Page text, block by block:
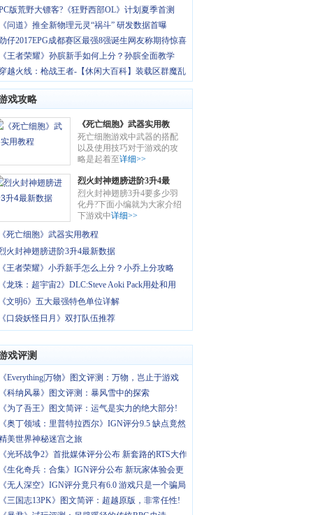
版荒野大镖客?《狂野西部OL》计划夏季首测
《问道》推全新物理元灵“祸斗” 研发数据首曝
仔2017EPG成都赛区最强8强诞生网友称期待惊喜
《王者荣耀》孙膑新手如何上分？孙膑全面教学
穿越火线：枪战王者-【休闲大百科】装载区群魔乱
戏攻略
《死亡细胞》武器实用教
程
死亡细胞游戏中武器的搭配
以及使用技巧对于游戏的攻
略是起着至详细>>
烈火封神翅膀进阶3升4最
新数据
烈火封神翅膀3升4要多少羽
化丹?下面小编就为大家介绍
下游戏中详细>>
《死亡细胞》武器实用教程
火封神翅膀进阶3升4最新数据
《王者荣耀》小乔新手怎么上分？小乔上分攻略
《龙珠：超宇宙2》DLC:Steve Aoki Pack用处和用
《文明6》五大最强特色单位详解
《口袋妖怪日月》双打队伍推荐
戏评测
《Everything|万物》图文评测：万物，岂止于游戏
《科纳风暴》图文评测：暴风雪中的探索
《为了吾王》图文简评：运气是实力的绝大部分!
《奥丁领域：里普特拉西尔》IGN评分9.5 缺点竟然
美世界神秘迷宫之旅
《光环战争2》首批媒体评分公布 新套路的RTS大作
《生化奇兵：合集》IGN评分公布 新玩家体验会更
《无人深空》IGN评分竟只有6.0 游戏只是一个骗局
《三国志13PK》图文简评：超越原版，非常任性!